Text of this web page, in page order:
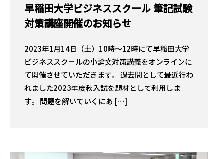
早稲田大学ビジネススクール 筆記試験
対策講座開催のお知らせ
2023年1月14日（土）10時〜12時にて早稲田大学
ビジネススクールの小論文対策講義をオンラインに
て開催させていただきます。 過去問として最近行わ
れました2023年度秋入試を題材として利用しま
す。 問題を解いていくにあ […]